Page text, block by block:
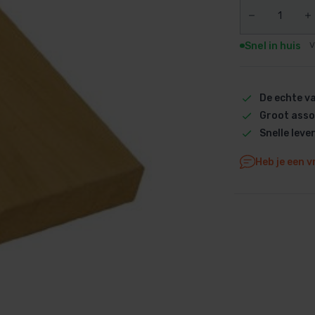
Dolphin M5 Bio onderdelen
Dolphin Poolstyle E10
Dolphin S100 onderdelen
Dolphin S200 onderdelen
Dolphin S300i Bio onderdelen
Snel in huis
De echte
Groot
Snelle
Heb je een